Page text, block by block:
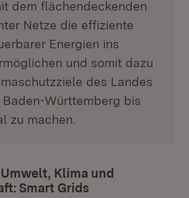
dem flächendeckenden
Netze die effiziente
Energien ins
und somit dazu
des Landes
Württemberg bis
zu machen.
Klima und
Smart Grids